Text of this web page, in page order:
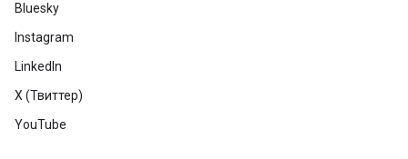
Bluesky
Instagram
LinkedIn
X (Твиттер)
YouTube